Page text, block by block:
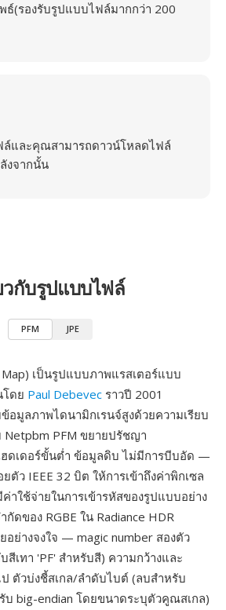
ธ์(รองรับรูปแบบไฟล์มากกว่า 200
ล์และคุณสามารถดาวน์โหลดไฟล์
งจากนั้น
วกับรูปแบบไฟล์
PFM JPE
เป็นรูปแบบภาพแรสเตอร์แบบ
ดย Paul Debevec ราวปี 2001
อมูลภาพไดนามิกเรนจ์สูงด้วยความเรียบ
Netpbm PFM ขยายปรัชญา
ดเดอร์ขั้นต่ำ ข้อมูลดิบ ไม่มีการบีบอัด —
ตัว IEEE 32 บิต ให้การเข้าถึงค่าพิกเซล
าใช้จ่ายในการเข้ารหัสของรูปแบบอย่าง
กัดของ RGBE ใน Radiance HDR
อย่างจงใจ — magic number สองตัว
สีเทา 'PF' สำหรับสี) ความกว้างและ
ตัวบ่งชี้สเกล/ลำดับไบต์ (ลบสำหรับ
บ big-endian โดยขนาดระบุตัวคูณสเกล)